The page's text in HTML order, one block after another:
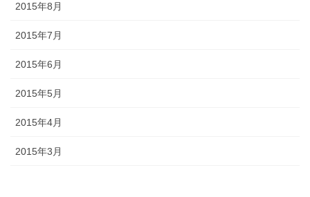
2015年8月
2015年7月
2015年6月
2015年5月
2015年4月
2015年3月